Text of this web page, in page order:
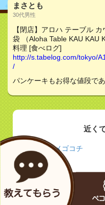
まさとも
30代男性
【閉店】アロハ テーブル
袋 （Aloha Table KAU KAU
料理 [食べログ]
http://s.tabelog.com/tokyo/
/
パンケーキもお得な値段で
近く
ユメゴコチ
ローディ